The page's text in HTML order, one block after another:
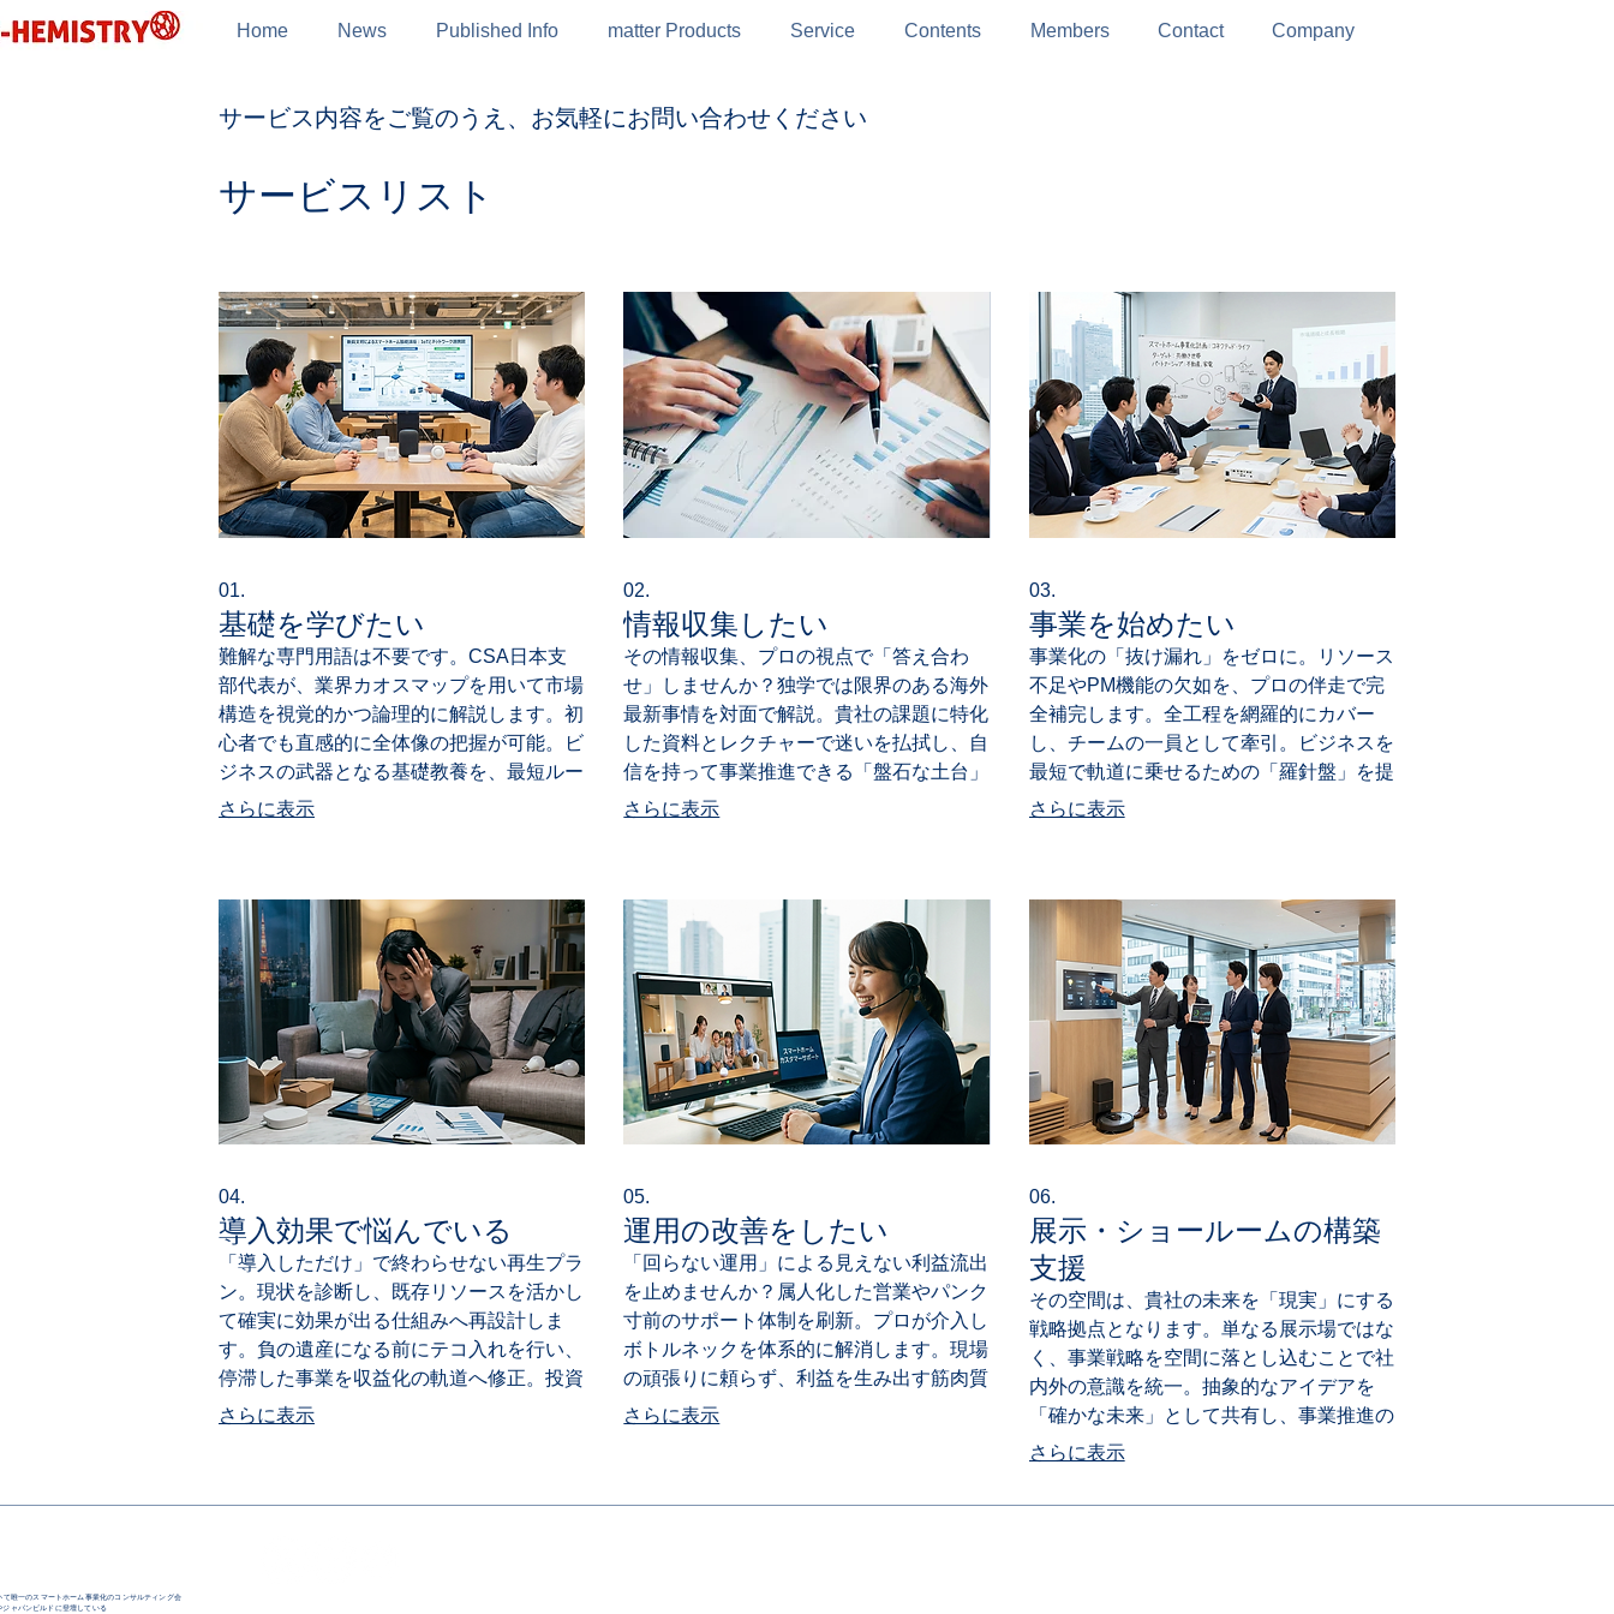
Home News Published Info matter Products Service Contents Members Contact Company
サービス内容をご覧のうえ、お気軽にお問い合わせください
サービスリスト
01.
基礎を学びたい
難解な専門用語は不要です。CSA日本支
部代表が、業界カオスマップを用いて市場
構造を視覚的かつ論理的に解説します。初
心者でも直感的に全体像の把握が可能。ビ
ジネスの武器となる基礎教養を、最短ルー
トで習得しませんか？
さらに表示
02.
情報収集したい
その情報収集、プロの視点で「答え合わ
せ」しませんか？独学では限界のある海外
最新事情を対面で解説。貴社の課題に特化
した資料とレクチャーで迷いを払拭し、自
信を持って事業推進できる「盤石な土台」
を構築します。
さらに表示
03.
事業を始めたい
事業化の「抜け漏れ」をゼロに。リソース
不足やPM機能の欠如を、プロの伴走で完
全補完します。全工程を網羅的にカバー
し、チームの一員として牽引。ビジネスを
最短で軌道に乗せるための「羅針盤」を提
供します。
さらに表示
04.
導入効果で悩んでいる
「導入しただけ」で終わらせない再生プラ
ン。現状を診断し、既存リソースを活かし
て確実に効果が出る仕組みへ再設計しま
す。負の遺産になる前にテコ入れを行い、
停滞した事業を収益化の軌道へ修正。投資
を無駄にさせません。
さらに表示
05.
運用の改善をしたい
「回らない運用」による見えない利益流出
を止めませんか？属人化した営業やパンク
寸前のサポート体制を刷新。プロが介入し
ボトルネックを体系的に解消します。現場
の頑張りに頼らず、利益を生み出す筋肉質
な運用体制へ変革します。
さらに表示
06.
展示・ショールームの構築
支援
その空間は、貴社の未来を「現実」にする
戦略拠点となります。単なる展示場ではな
く、事業戦略を空間に落とし込むことで社
内外の意識を統一。抽象的なアイデアを
「確かな未来」として共有し、事業推進の
熱量を最大化します。
さらに表示
唯一のスマートホーム事業化のコンサルティング会
ジャパンビルドに登壇している